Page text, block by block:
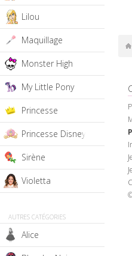
Lilou
Maquillage
Monster High
My Little Pony
Princesse
Princesse Disney
Sirène
Violetta
AUTRES CATÉGORIES
Alice